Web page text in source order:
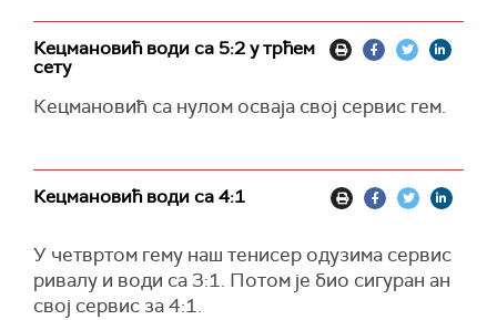
Кецмановић води са 5:2 у трћем
сету
Кецмановић са нулом осваја свој сервис гем.
Кецмановић води са 4:1
У четвртом гему наш тенисер одузима сервис
ривалу и води са 3:1. Потом је био сигуран ан
свој сервис за 4:1.